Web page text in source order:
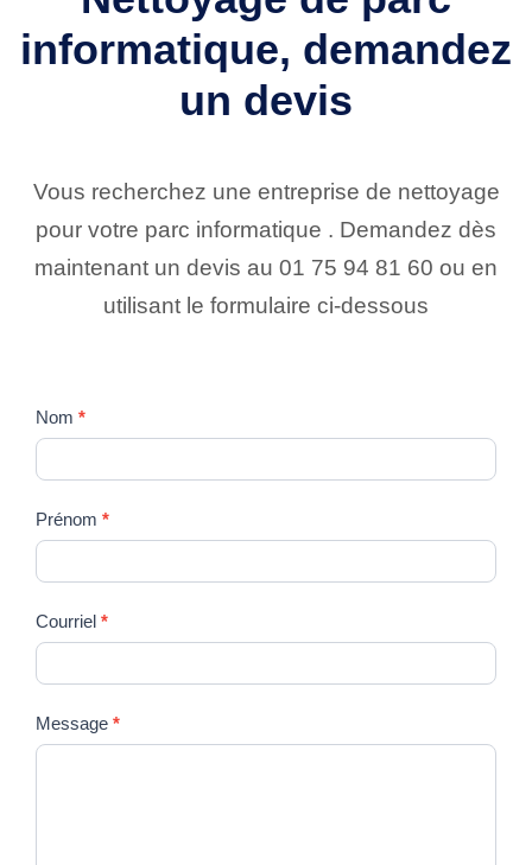
informatique, demandez
un devis
Vous recherchez une entreprise de nettoyage
pour votre parc informatique . Demandez dès
maintenant un devis au 01 75 94 81 60 ou en
utilisant le formulaire ci-dessous
C
t
a
c
t
Nom *
Prénom *
Courriel *
Message *